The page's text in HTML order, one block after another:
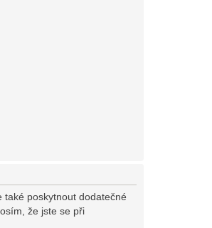
poskytnout dodatečné
že jste se při